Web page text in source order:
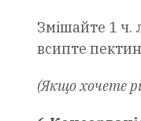
Змішайте 1 ч.
всипте
(Якщо хочете